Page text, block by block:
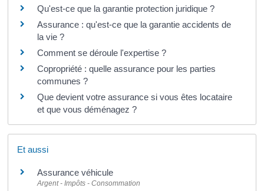
Qu'est-ce que la garantie protection juridique ?
Assurance : qu'est-ce que la garantie accidents de
la vie ?
Comment se déroule l'expertise ?
Copropriété : quelle assurance pour les parties
communes ?
Que devient votre assurance si vous êtes locataire
et que vous déménagez ?
Et aussi
Assurance véhicule
Argent - Impôts - Consommation